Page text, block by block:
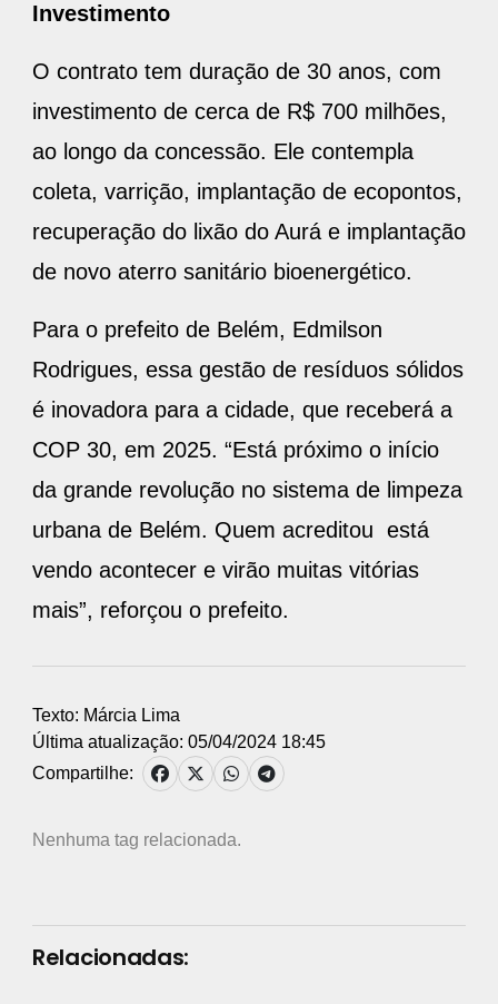
Investimento
O contrato tem duração de 30 anos, com
investimento de cerca de R$ 700 milhões,
ao longo da concessão. Ele contempla
coleta, varrição, implantação de ecopontos,
recuperação do lixão do Aurá e implantação
de novo aterro sanitário bioenergético.
Para o prefeito de Belém, Edmilson
Rodrigues, essa gestão de resíduos sólidos
é inovadora para a cidade, que receberá a
COP 30, em 2025. “Está próximo o início
da grande revolução no sistema de limpeza
urbana de Belém. Quem acreditou está
vendo acontecer e virão muitas vitórias
mais”, reforçou o prefeito.
Texto: Márcia Lima
Última atualização: 05/04/2024 18:45
Compartilhe:
Nenhuma tag relacionada.
Relacionadas: